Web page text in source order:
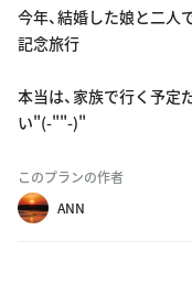
今年、結婚した娘と二人
記念旅行
本当は、家族で行く予定
い"(-""-)"
このプランの作者
ANN